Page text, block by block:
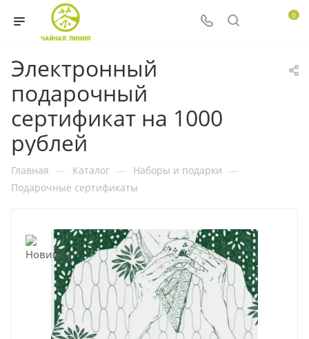
0
Электронный
подарочный
сертификат на 1000
рублей
Главная — Каталог — Наборы и подарки —
Подарочные сертификаты